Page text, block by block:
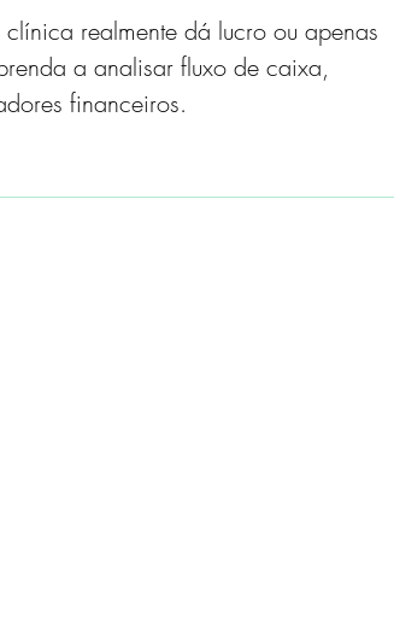
clínica realmente dá lucro ou apenas
a analisar fluxo de caixa,
financeiros.